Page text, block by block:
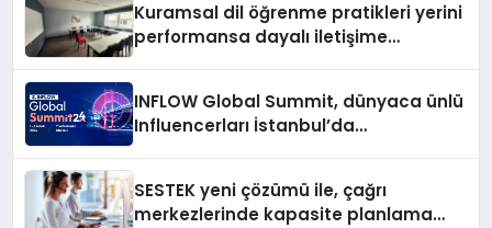
Kuramsal dil öğrenme pratikleri yerini
performansa dayalı iletişime
INFLOW Global Summit, dünyaca ünlü
Influencerları İstanbul’da
SESTEK yeni çözümü ile, çağrı
merkezlerinde kapasite planlama